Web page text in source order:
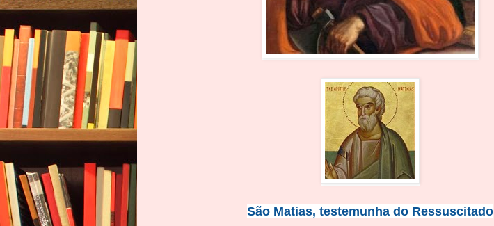
São Matias, testemunha do Ressuscitado